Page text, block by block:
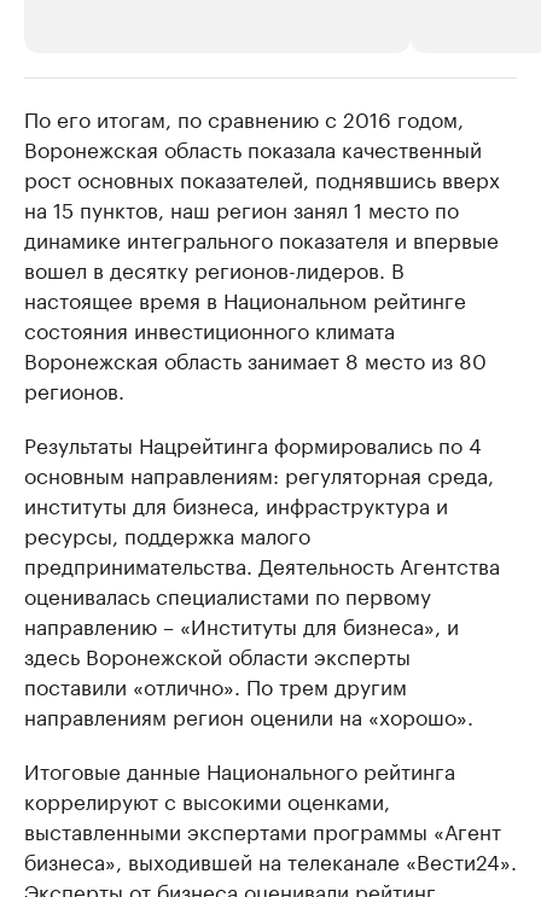
Делитесь новостями бизнеса на РБК
Управляйте страницей компании и развивайте личные
бренды спикеров бизнеса
Крупнейшие
продавцы
Ознакомьтесь с
По его итогам, по сравнению с 2016 годом,
Воронежская область показала качественный
рост основных показателей, поднявшись вверх
на 15 пунктов, наш регион занял 1 место по
динамике интегрального показателя и впервые
вошел в десятку регионов-лидеров. В
настоящее время в Национальном рейтинге
состояния инвестиционного климата
Воронежская область занимает 8 место из 80
регионов.
Результаты Нацрейтинга формировались по 4
основным направлениям: регуляторная среда,
институты для бизнеса, инфраструктура и
ресурсы, поддержка малого
предпринимательства. Деятельность Агентства
оценивалась специалистами по первому
направлению – «Институты для бизнеса», и
здесь Воронежской области эксперты
поставили «отлично». По трем другим
направлениям регион оценили на «хорошо».
Итоговые данные Национального рейтинга
коррелируют с высокими оценками,
выставленными экспертами программы «Агент
бизнеса», выходившей на телеканале «Вести24».
Эксперты от бизнеса оценивали рейтинг